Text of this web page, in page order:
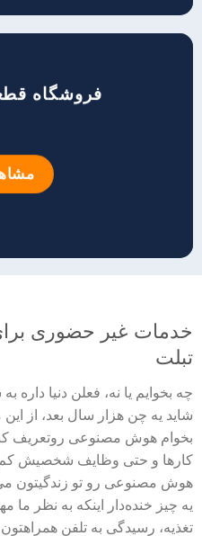
فروشگاه
خدمات غیر حضوری
تبلت
چه بخوایم یا نه، فعلن دنیا
شاید یه چن هزار سال بعد، از
بخوام هوش مصنوعی روتعریف
کارها و حتی وظایف شخصیش
هوش مصنوعی رو تو زندگیتون
یه چیز خنده‌دار اینکه به نظر
تغذیه، رسیدگی به تلفن